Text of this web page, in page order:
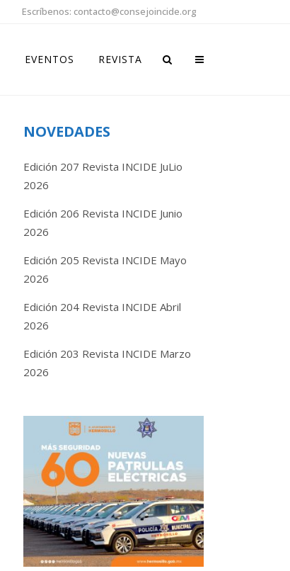
Escríbenos: contacto@consejoincide.org
EVENTOS REVISTA
NOVEDADES
Edición 207 Revista INCIDE JuLio
2026
Edición 206 Revista INCIDE Junio
2026
Edición 205 Revista INCIDE Mayo
2026
Edición 204 Revista INCIDE Abril
2026
Edición 203 Revista INCIDE Marzo
2026